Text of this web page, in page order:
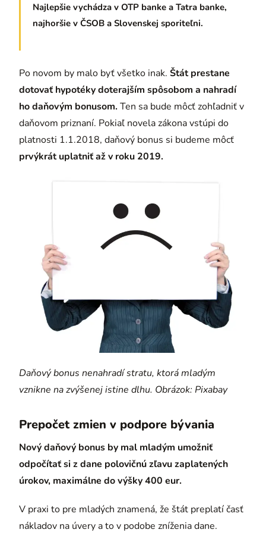
Najlepšie vychádza v OTP banke a Tatra banke,
najhoršie v ČSOB a Slovenskej sporiteľni.
Po novom by malo byť všetko inak. Štát prestane
dotovať hypotéky doterajším spôsobom a nahradí
ho daňovým bonusom. Ten sa bude môcť zohľadniť v
daňovom priznaní. Pokiaľ novela zákona vstúpi do
platnosti 1.1.2018, daňový bonus si budeme môcť
prvýkrát uplatniť až v roku 2019.
Daňový bonus nenahradí stratu, ktorá mladým
vznikne na zvýšenej istine dlhu. Obrázok: Pixabay
Prepočet zmien v podpore bývania
Nový daňový bonus by mal mladým umožniť
odpočítať si z dane polovičnú zľavu zaplatených
úrokov, maximálne do výšky 400 eur.
V praxi to pre mladých znamená, že štát preplatí časť
nákladov na úvery a to v podobe zníženia dane.